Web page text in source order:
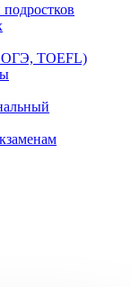
ОГЭ, TOEFL)